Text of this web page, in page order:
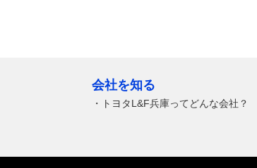
会社を知る
・ トヨタL&F兵庫ってどんな会社？